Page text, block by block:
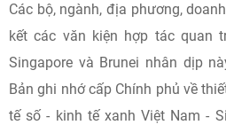
Các bộ, ngành, địa phương,
kết các văn kiện hợp tác quan
Singapore và Brunei nhân dịp
Bản ghi nhớ cấp Chính phủ về
tế số - kinh tế xanh Việt Nam -